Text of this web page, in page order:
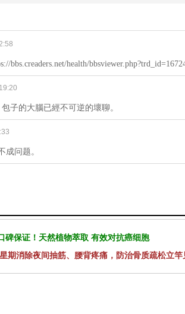
bbs.creaders.net/health/
子的大腦已經不可逆的壞聊。
成问题。
碑保证！天然植物萃取 有效对抗癌细胞
期消除夜间抽筋、腰背疼痛，防治骨质疏松立竿